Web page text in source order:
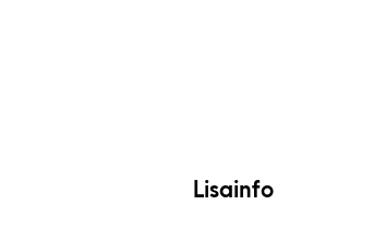
Lisainfo